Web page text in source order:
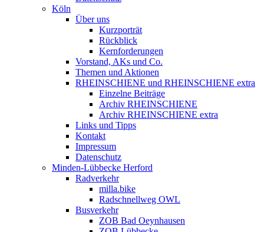
Köln
Über uns
Kurzporträt
Rückblick
Kernforderungen
Vorstand, AKs und Co.
Themen und Aktionen
RHEINSCHIENE und RHEINSCHIENE extra
Einzelne Beiträge
Archiv RHEINSCHIENE
Archiv RHEINSCHIENE extra
Links und Tipps
Kontakt
Impressum
Datenschutz
Minden-Lübbecke Herford
Radverkehr
milla.bike
Radschnellweg OWL
Busverkehr
ZOB Bad Oeynhausen